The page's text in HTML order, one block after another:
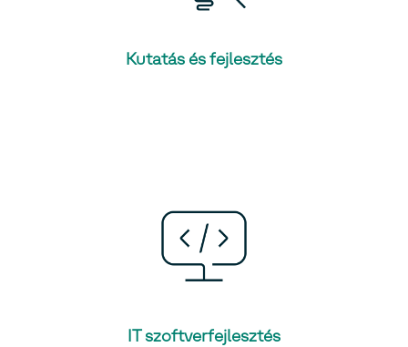
Kutatás és fejlesztés
IT szoftverfejlesztés